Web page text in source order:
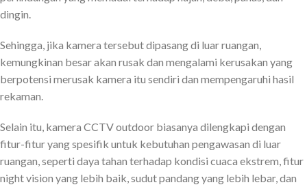
dingin.
Sehingga, jika kamera tersebut dipasang di luar ruangan,
kemungkinan besar akan rusak dan mengalami kerusakan yang
berpotensi merusak kamera itu sendiri dan mempengaruhi hasil
rekaman.
Selain itu, kamera CCTV outdoor biasanya dilengkapi dengan
fitur-fitur yang spesifik untuk kebutuhan pengawasan di luar
ruangan, seperti daya tahan terhadap kondisi cuaca ekstrem, fitur
night vision yang lebih baik, sudut pandang yang lebih lebar, dan